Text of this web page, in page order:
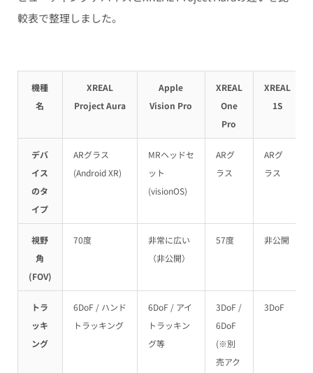
較表で整理しました。
機種
名
XREAL
Project Aura
Apple
Vision Pro
XREAL
One
Pro
XREAL
1S
デバ
イス
のタ
イプ
ARグラス
(Android XR)
MRヘッドセ
ット
(visionOS)
ARグ
ラス
ARグ
ラス
視野
角
(FOV)
70度
非常に広い
（非公開）
57度 非公開
トラ
ッキ
ング
6DoF / ハンド
トラッキング
6DoF / アイ
トラッキン
グ等
3DoF /
6DoF
(※別
売アク
3DoF